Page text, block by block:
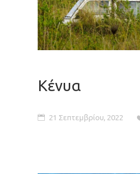
Κένυα
21 Σεπτεμβρίου, 2022